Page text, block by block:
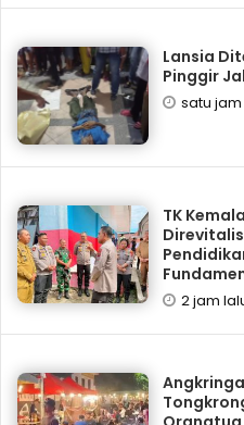
Lansia
Pinggir
satu jam
TK
2 jam